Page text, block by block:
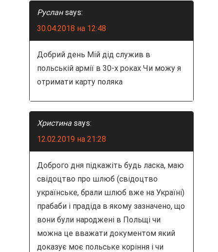
Руслан says:
30.04.2018 на 12:48
Добрий день Мій дід служив в
польській армії в 30-х роках Чи можу я
отримати карту поляка
Христина says:
12.02.2019 на 21:28
Доброго дня підкажіть будь ласка, маю
свідоцтво про шлюб (свідоцтво
українське, брали шлюб вже на Україні)
прабаби і прадіда в якому зазначено, що
вони були народжені в Польщі чи
можна це вважати документом який
доказує моє польське коріння і чи